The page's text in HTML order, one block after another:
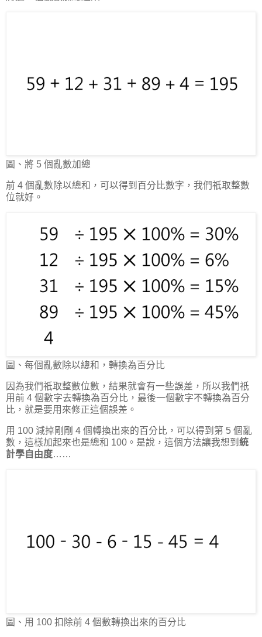
圖、將 5 個亂數加總
前 4 個亂數除以總和，可以得到百分比數字，我們祇取整數
位就好。
圖、每個亂數除以總和，轉換為百分比
因為我們祇取整數位數，結果就會有一些誤差，所以我們祇
用前 4 個數字去轉換為百分比，最後一個數字不轉換為百分
比，就是要用來修正這個誤差。
用 100 減掉剛剛 4 個轉換出來的百分比，可以得到第 5 個亂
數，這樣加起來也是總和 100。是說，這個方法讓我想到 統
計學自由度……
圖、用 100 扣除前 4 個數轉換出來的百分比